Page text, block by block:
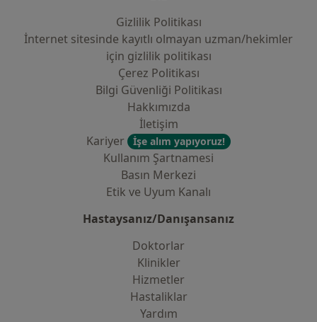
Gizlilik Politikası
İnternet sitesinde kayıtlı olmayan uzman/hekimler
i̇çin gizlilik politikası
Çerez Politikası
Bilgi Güvenliği Politikası
Hakkımızda
İletişim
Kariyer
İşe alım yapıyoruz!
Kullanım Şartnamesi
Basın Merkezi
Etik ve Uyum Kanalı
Hastaysanız/Danışansanız
Doktorlar
Klinikler
Hizmetler
Hastaliklar
Yardım